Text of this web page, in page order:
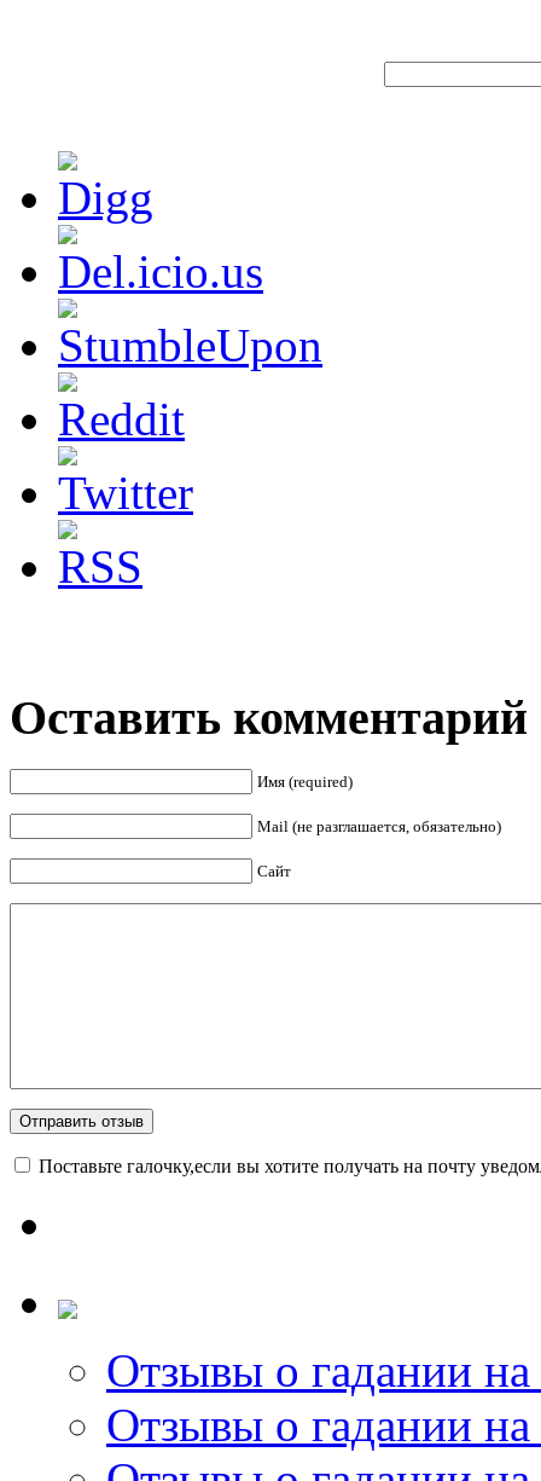
Оставить комментарий
Имя (required)
Mail (не разглашается, обязательно)
Сайт
Поставьте галочку,если вы хотите получать на почту
Отзывы о гадании на
Отзывы о гадании на